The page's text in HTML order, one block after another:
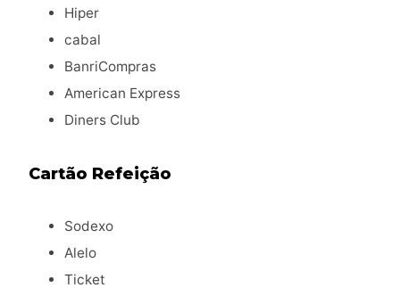
Hiper
cabal
BanriCompras
American Express
Diners Club
Cartão Refeição
Sodexo
Alelo
Ticket